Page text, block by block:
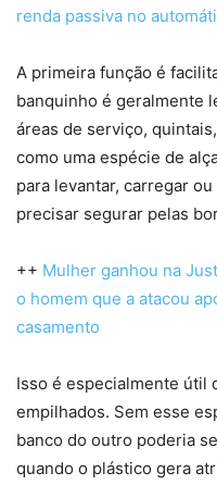
renda passiva no
A primeira função é
banquinho é geralmente
áreas de serviço,
como uma espécie de
para levantar, carregar
precisar segurar pelas
++ Mulher ganhou na
o homem que a atacou
casamento
Isso é especialmente útil
empilhados. Sem esse
banco do outro poderia
quando o plástico gera